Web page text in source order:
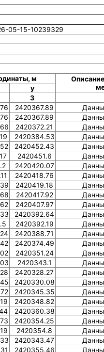
05-15-10239329
м
y
3
2420367.89
2420367.89
2420372.21
2420384.53
2420452.43
2420451.6
2420420.07
2420418.76
2420419.18
2420417.92
2420407.97
2420392.64
2420392.19
2420388.71
2420374.49
2420351.24
2420343.1
2420328.27
2420330.08
2420345.35
2420348.82
2420360.38
2420354.25
2420354.8
2420343.47
2420355.46